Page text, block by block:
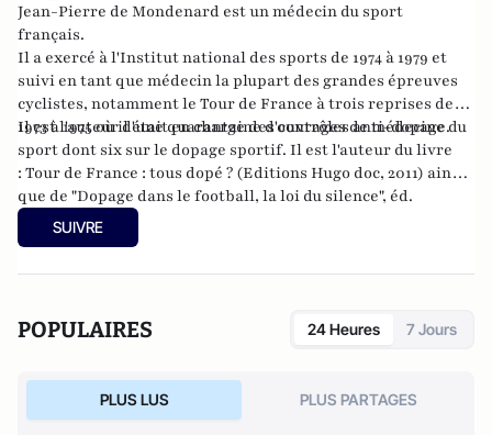
Jean-Pierre de Mondenard est un médecin du sport
français.
Il a exercé à l'Institut national des sports de 1974 à 1979 et
suivi en tant que médecin la plupart des grandes épreuves
cyclistes, notamment le Tour de France à trois reprises de
1973 à 1975 où il était en charge des contrôles anti-dopage.
Il est l'auteur d'une quarantaine d'ouvrages de médecine du
sport dont six sur le dopage sportif. Il est l'auteur du livre
: Tour de France : tous dopé ? (Editions Hugo doc, 2011) ainsi
que de "Dopage dans le football, la loi du silence", éd.
Gawsewitch, 2010,
Hugo-Sport, 2011,"Histoires extraordinaires des géants de la route", éd. Hugo-
SUIVRE
POPULAIRES 24 Heures 7 Jours
PLUS LUS PLUS PARTAGES